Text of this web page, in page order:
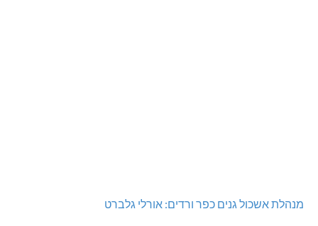
מנהלת אשכול גנים כפר ורדים: אורלי גלברט